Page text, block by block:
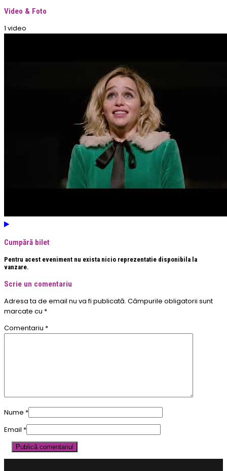
Video & Foto
1 video
Cumpără bilet
Pentru acest eveniment nu exista nicio reprezentatie disponibila la
vanzare.
Scrie un comentariu
Adresa ta de email nu va fi publicată. Câmpurile obligatorii sunt
marcate cu *
Comentariu *
Nume *
Email *